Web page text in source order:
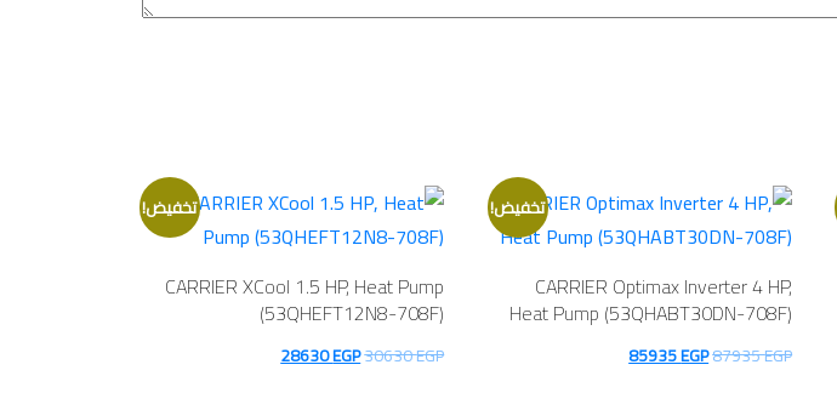
تخفيض!
CARRIER Optimax Inverter 4 HP,
Heat Pump (53QHABT30DN-708F)
87935EGP
السعر85935EGP
السعر
تخفيض!
CARRIER XCool 1.5 HP, Heat Pump
(53QHEFT12N8-708F)
30630EGP
السعر28630EGP
السعر